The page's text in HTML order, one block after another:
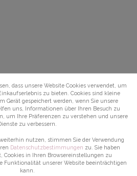
dass unsere Website Cookies verwendet, um
zu bieten. Cookies sind kleine
Gerät gespeichert werden, wenn Sie unsere
uns, Informationen über Ihren Besuch zu
um Ihre Präferenzen zu verstehen und unsere
zu verbessern.
nutzen, stimmen Sie der Verwendung
Datenschutzbestimmungen zu. Sie haben
Cookies in Ihren Browsereinstellungen zu
Funktionalität unserer Website beeinträchtigen
kann.